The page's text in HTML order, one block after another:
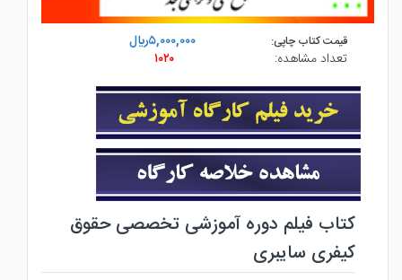
قیمت کتاب چاپی:
۵,۰۰۰,۰۰۰ريال
تعداد مشاهده:
۱۰۲۰
کتاب فیلم دوره آموزشی تخصصی حقوق
کیفری سایبری